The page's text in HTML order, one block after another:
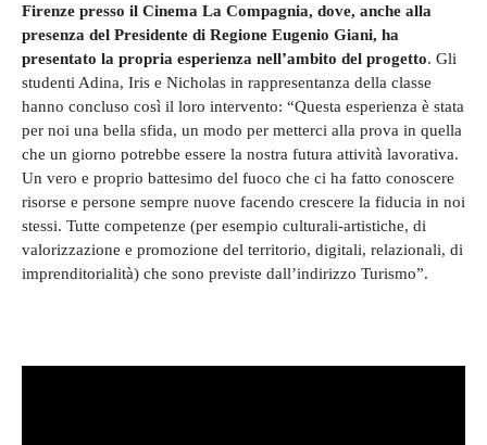
Firenze presso il Cinema La Compagnia, dove, anche alla
presenza del Presidente di Regione Eugenio Giani, ha
presentato la propria esperienza nell’ambito del progetto. Gli
studenti Adina, Iris e Nicholas in rappresentanza della classe
hanno concluso così il loro intervento: “Questa esperienza è stata
per noi una bella sfida, un modo per metterci alla prova in quella
che un giorno potrebbe essere la nostra futura attività lavorativa.
Un vero e proprio battesimo del fuoco che ci ha fatto conoscere
risorse e persone sempre nuove facendo crescere la fiducia in noi
stessi. Tutte competenze (per esempio culturali-artistiche, di
valorizzazione e promozione del territorio, digitali, relazionali, di
imprenditorialità) che sono previste dall’indirizzo Turismo”.